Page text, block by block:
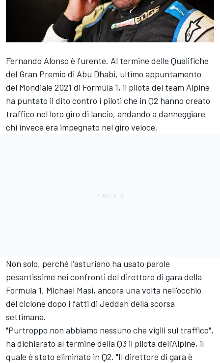
Fernando Alonso è furente. Al termine delle Qualifiche
del Gran Premio di Abu Dhabi, ultimo appuntamento
del Mondiale 2021 di Formula 1, il pilota del team Alpine
ha puntato il dito contro i piloti che in Q2 hanno creato
traffico nel loro giro di lancio, andando a danneggiare
chi invece era impegnato nel giro veloce.
Non solo, perché l'asturiano ha usato parole
pesantissime nei confronti del direttore di gara della
Formula 1, Michael Masi, ancora una volta nell'occhio
del ciclone dopo i fatti di Jeddah della scorsa
settimana.
"Purtroppo non abbiamo nessuno che vigili sul traffico",
ha dichiarato al termine della Q3 il pilota dell'Alpine, il
quale è stato eliminato in Q2. "Il direttore di gara è